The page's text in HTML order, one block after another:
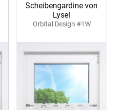
Scheibengardine von
Lysel
Orbital Design #1W